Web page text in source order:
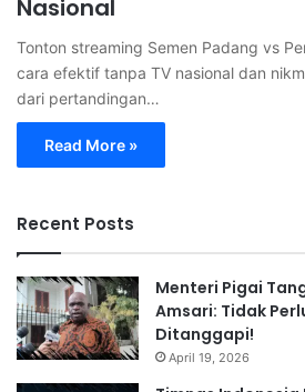
Nasional
Tonton streaming Semen Padang vs
cara efektif tanpa TV nasional dan
dari pertandingan…
Read More »
Recent Posts
Menteri Pigai
Amsari: Tidak
Ditanggapi!
April 19, 2026